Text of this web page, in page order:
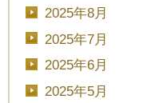
2025年8月
2025年7月
2025年6月
2025年5月